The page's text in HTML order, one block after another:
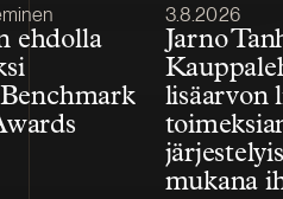
ehdolla
Julkaistu
3.8.2026
Jarno
lisäarvon
mukana